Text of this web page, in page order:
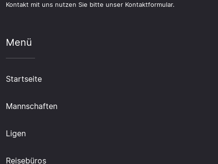
Kontakt mit uns nutzen Sie bitte unser Kontaktformular.
Menü
Startseite
Mannschaften
Ligen
Reisebüros